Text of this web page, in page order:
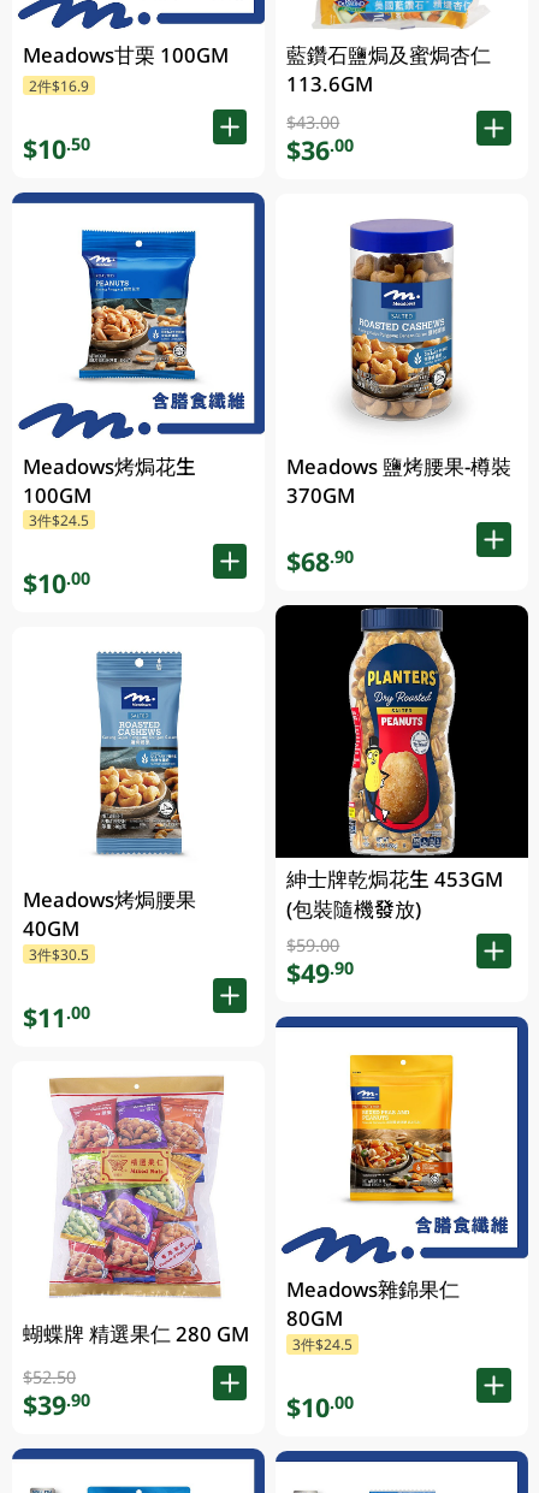
Meadows甘栗 100GM
2件$16.9
$10.50
Meadows烤焗花生
100GM
3件$24.5
$10.00
Meadows烤焗腰果
40GM
3件$30.5
$11.00
蝴蝶牌 精選果仁 280 GM
$52.50
$39.90
藍鑽石鹽焗及蜜焗杏仁
113.6GM
$43.00
$36.00
Meadows 鹽烤腰果-樽裝
370GM
$68.90
紳士牌乾焗花生 453GM
(包裝隨機發放)
$59.00
$49.90
Meadows雜錦果仁
80GM
3件$24.5
$10.00